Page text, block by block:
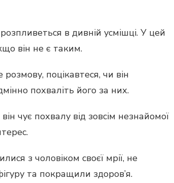
в дивній усмішці. У цей
він не є таким.
поцікавтеся, чи він
похваліть його за них.
чує похвалу від зовсім незнайомої
з чоловіком своєї мрії, не
та покращили здоров’я.